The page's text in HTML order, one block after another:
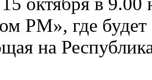
РМ», где будет
на